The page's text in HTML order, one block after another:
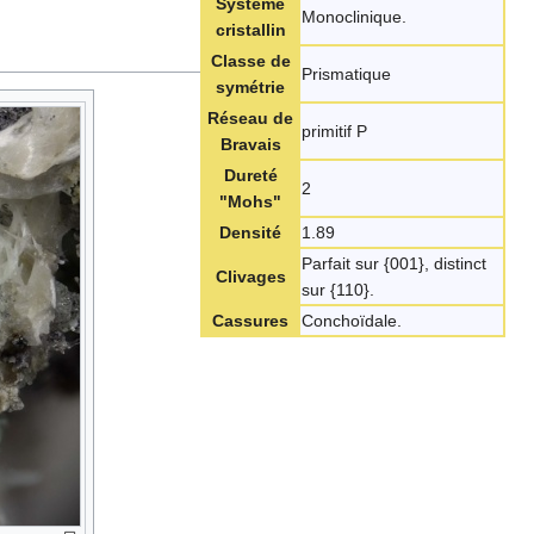
cristallin
Monoclinique.
Classe de
symétrie
Prismatique
Réseau de
Bravais
primitif P
Dureté
"Mohs"
2
Densité 1.89
Clivages
Parfait sur {001}, distinct
sur {110}.
Cassures
Conchoïdale.